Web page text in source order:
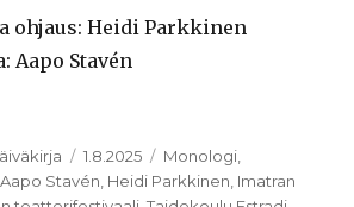
ohjaus: Heidi Parkkinen
Aapo Stavén
Julkaistu
1.8.2025 Kategoriat
Monologi
Avainsanat
Aapo Stavén Heidi Parkkinen Imatran